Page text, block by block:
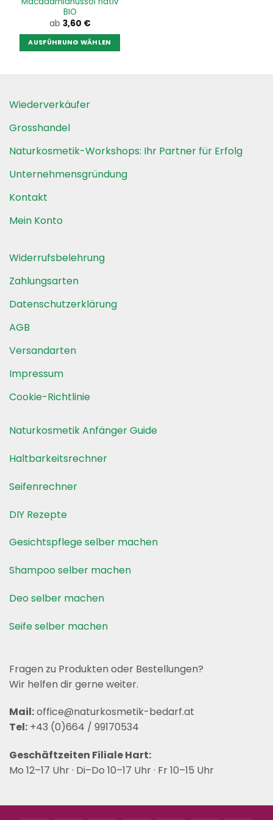
gewählt
werden
BIO
ab 3,60 €
AUSFÜHRUNG WÄHLEN
Varianten
Die
Optionen
auf
Wiederverkäufer
Grosshandel
Naturkosmetik-Workshops: Ihr Partner für Erfolg
Unternehmensgründung
Kontakt
Mein Konto
Widerrufsbelehrung
Zahlungsarten
Datenschutzerklärung
AGB
Versandarten
Impressum
Cookie-Richtlinie
Naturkosmetik Anfänger Guide
Haltbarkeitsrechner
Seifenrechner
DIY Rezepte
Gesichtspflege selber machen
Shampoo selber machen
Deo selber machen
Seife selber machen
Fragen zu Produkten oder Bestellungen?
Wir helfen dir gerne weiter.
Mail:office@naturkosmetik-bedarf.at
Tel: +43 (0)664 / 99170534
Geschäftzeiten Filiale Hart:
Mo 12–17 Uhr · Di–Do 10–17 Uhr · Fr 10–15 Uhr